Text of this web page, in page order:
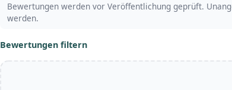
Bewertungen werden vor Veröffentlichung geprüft.
werden.
Bewertungen filtern